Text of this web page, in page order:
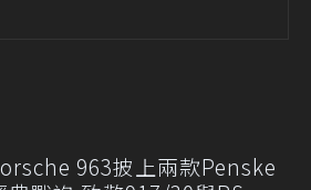
963披上兩款Penske